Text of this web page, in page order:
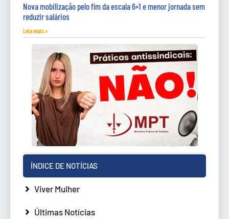
Nova mobilização pelo fim da escala 6×1 e menor jornada sem
reduzir salários
Leia mais »
ÍNDICE DE NOTÍCIAS
Viver Mulher
Últimas Notícias